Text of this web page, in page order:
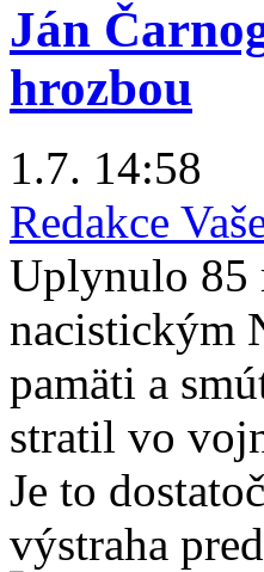
Ján
hrozbou
1.7. 14:58
Redakce
Uplynulo 85
nacistickým
pamäti a
stratil vo
Je to
výstraha